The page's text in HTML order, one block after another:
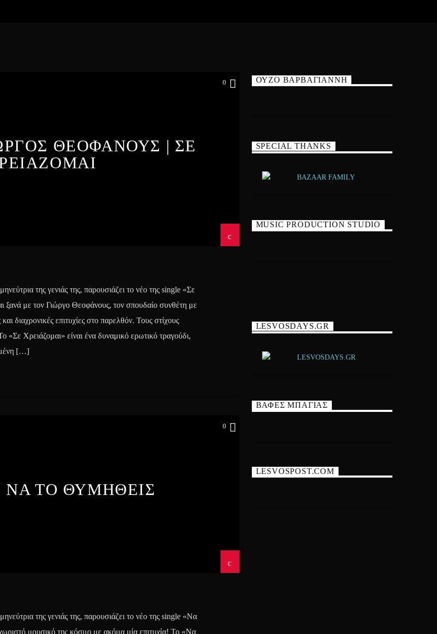
0
ΘΕΟΦΑΝΟΥΣ | ΣΕ
της γενιάς της, παρουσιάζει το νέο της single «Σε
ξανά με τον Γιώργο Θεοφάνους, τον σπουδαίο συνθέτη με
διαχρονικές επιτυχίες στο παρελθόν. Τους στίχους
Χρειάζομαι» είναι ένα δυναμικό ερωτικό τραγούδι,
[…]
0
ΝΑ ΤΟ ΘΥΜΗΘΕΙΣ
της γενιάς της, παρουσιάζει το νέο της single «Να
μουσικό της κόσμο με ακόμα μία επιτυχία! Το «Να
ΟΥΖΟ ΒΑΡΒΑΓΙΑΝΝΗ
SPECIAL THANKS
MUSIC PRODUCTION STUDIO
LESVOSDAYS.GR
ΒΑΦΕΣ ΜΠΑΓΙΑΣ
LESVOSPOST.COM